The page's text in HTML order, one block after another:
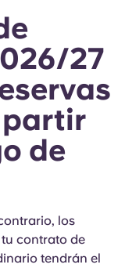
27
partir
de
los
tu contrato de
tendrán el